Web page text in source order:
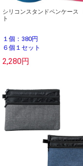
シリコンスタンドペンケース
ト
１個：380円
６個１セット
2,280円